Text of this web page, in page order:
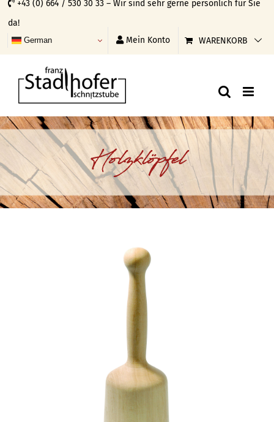
Skip
to
content
+43 (0) 664 / 530 30 33 – Wir sind sehr gerne persönlich für Sie
da!
German Mein Konto WARENKORB
Holzklöpfel